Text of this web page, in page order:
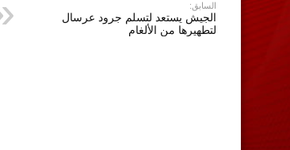
السابق:
الجيش يستعد لتسلم جرود عرسال
لتطهيرها من الألغام